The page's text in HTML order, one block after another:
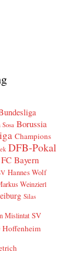
Sosa Borussia
Champions
DFB-Pokal
FC Bayern
Hannes Wolf
Weinzierl
Silas
Mislintat SV
Hoffenheim